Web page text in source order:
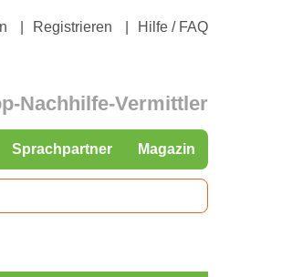
Registrieren Hilfe / FAQ
Nachhilfe-Vermittler
Sprachpartner Magazin